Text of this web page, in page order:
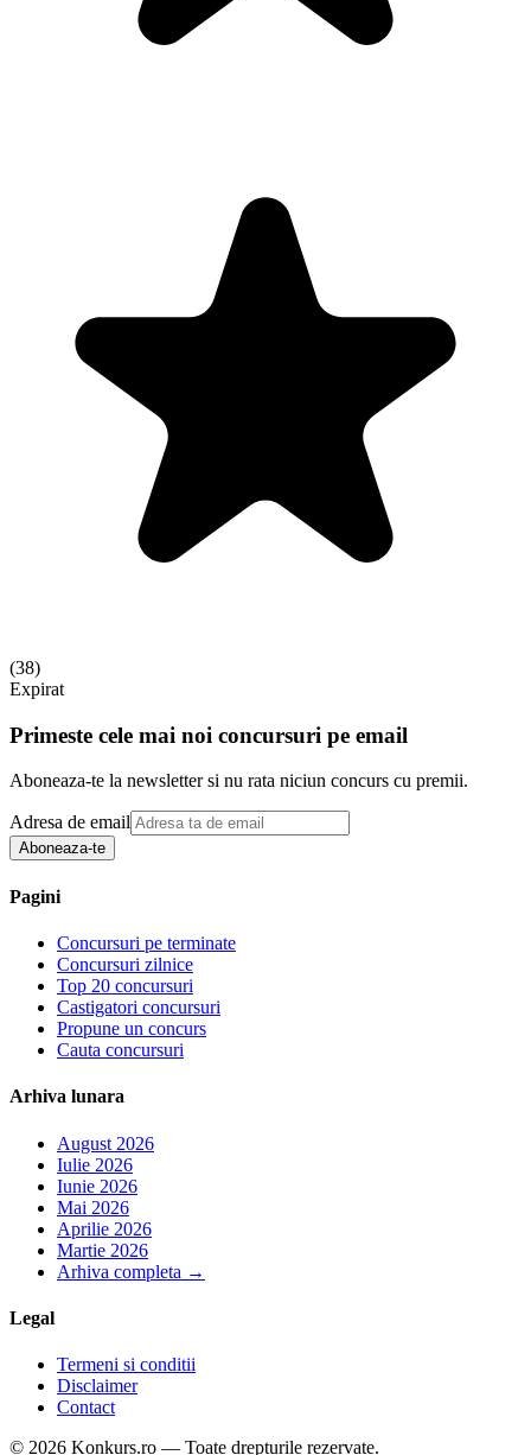
(38)
Expirat
Primeste cele mai noi concursuri pe email
Aboneaza-te la newsletter si nu rata niciun concurs cu premii.
Adresa de email
Aboneaza-te
Pagini
Concursuri pe terminate
Concursuri zilnice
Top 20 concursuri
Castigatori concursuri
Propune un concurs
Cauta concursuri
Arhiva lunara
August 2026
Iulie 2026
Iunie 2026
Mai 2026
Aprilie 2026
Martie 2026
Arhiva completa →
Legal
Termeni si conditii
Disclaimer
Contact
© 2026 Konkurs.ro — Toate drepturile rezervate.